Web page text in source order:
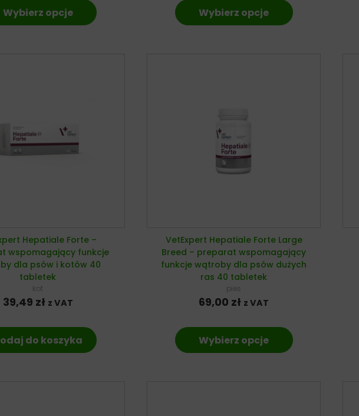
Wybierz opcje Wybierz opcje
Hepatiale Forte –
wspomagający funkcje
dla psów i kotów 40
tabletek
kot
39,49 zł z VAT
do koszyka
VetExpert Hepatiale Forte Large
Breed – preparat wspomagający
funkcje wątroby dla psów dużych
ras 40 tabletek
pies
69,00 zł z VAT
Wybierz opcje